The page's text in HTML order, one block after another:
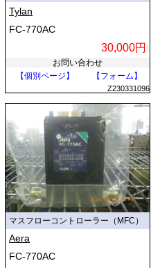
Tylan
FC-770AC
30,000円
お問い合わせ
【個別ページ】
【フォーム】
Z230331096
マスフローコントローラー（MFC）
Aera
FC-770AC